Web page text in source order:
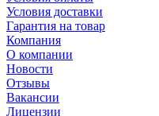
Условия доставки
Гарантия на товар
Компания
О компании
Новости
Отзывы
Вакансии
Лицензии